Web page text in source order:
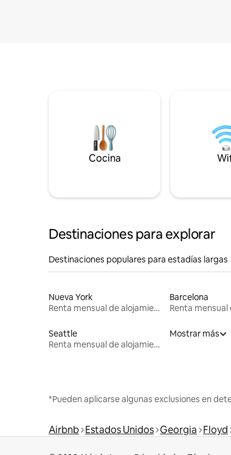
Cocina
Destinaciones para explorar
Destinaciones populares para estadías largas
Nueva York
Renta mensual de alojamientos
Barcelona
Seattle
Renta mensual de alojamientos
Mostrar más
*Pueden aplicarse algunas exclusiones en
Airbnb Estados Unidos Georgia Floyd